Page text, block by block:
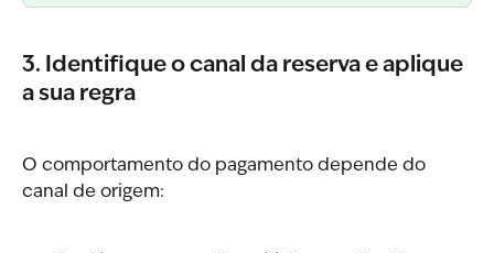
3. Identifique o canal da reserva e aplique
a sua regra
O comportamento do pagamento depende do
canal de origem: